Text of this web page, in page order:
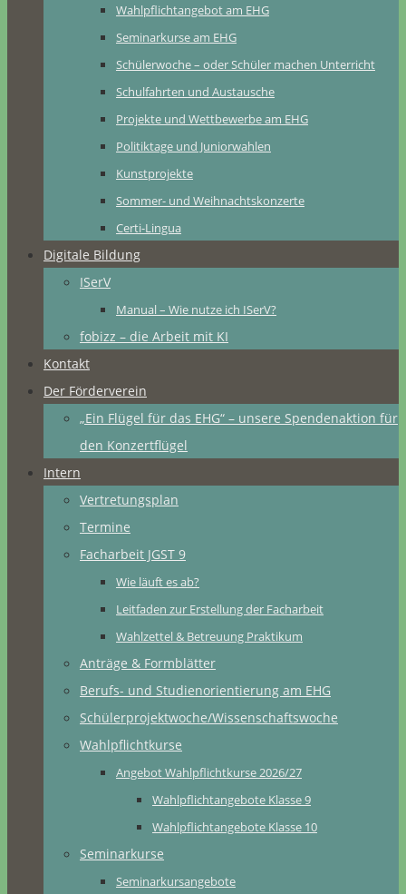
Wahlpflichtangebot am EHG
Seminarkurse am EHG
Schülerwoche – oder Schüler machen Unterricht
Schulfahrten und Austausche
Projekte und Wettbewerbe am EHG
Politiktage und Juniorwahlen
Kunstprojekte
Sommer- und Weihnachtskonzerte
Certi-Lingua
Digitale Bildung
ISerV
Manual – Wie nutze ich ISerV?
fobizz – die Arbeit mit KI
Kontakt
Der Förderverein
„Ein Flügel für das EHG“ – unsere Spendenaktion für
den Konzertflügel
Intern
Vertretungsplan
Termine
Facharbeit JGST 9
Wie läuft es ab?
Leitfaden zur Erstellung der Facharbeit
Wahlzettel & Betreuung Praktikum
Anträge & Formblätter
Berufs- und Studienorientierung am EHG
Schülerprojektwoche/Wissenschaftswoche
Wahlpflichtkurse
Angebot Wahlpflichtkurse 2026/27
Wahlpflichtangebote Klasse 9
Wahlpflichtangebote Klasse 10
Seminarkurse
Seminarkursangebote